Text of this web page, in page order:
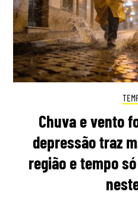
Chuva e vento
depressão traz
região e tempo